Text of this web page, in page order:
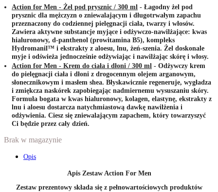
Action for Men - Żel pod prysznic / 300 ml - Łagodny żel pod
prysznic dla mężczyzn o zniewalającym i długotrwałym zapachu
przeznaczony do codziennej pielęgnacji ciała, twarzy i włosów.
Zawiera aktywne substancje myjące i odżywczo-nawilżające: kwas
hialuronowy, d-panthenol (prowitamina B5), kompleks
Hydromanil™ i ekstrakty z aloesu, lnu, żeń-szenia. Żel doskonale
myje i odświeża jednocześnie odżywiając i nawilżając skórę i włosy.
Action for Men - Krem do ciała i dłoni / 300 ml - Odżywczy krem
do pielęgnacji ciała i dłoni z drogocennym olejem arganowym,
słonecznikowym i masłem shea. Błyskawicznie regeneruje, wygładza
i zmiękcza naskórek zapobiegając nadmiernemu wysuszaniu skóry.
Formuła bogata w kwas hialuronowy, kolagen, elastynę, ekstrakty z
lnu i aloesu dostarcza natychmiastową dawkę nawilżenia i
odżywienia. Ciesz się zniewalającym zapachem, który towarzyszyć
Ci będzie przez cały dzień.
Brak w magazynie
Opis
Apis Zestaw Action For Men
Zestaw prezentowy składa się z pełnowartościowych produktów